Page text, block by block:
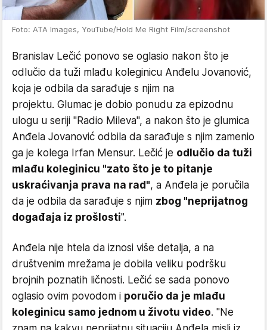
Foto: ATA Images, YouTube/Hold Me Right Film/screenshot
Branislav Lečić ponovo se oglasio nakon što je
odlučio da tuži mlađu koleginicu Anđelu Jovanović,
koja je odbila da sarađuje s njim na
projektu. Glumac je dobio ponudu za epizodnu
ulogu u seriji "Radio Mileva", a nakon što je glumica
Anđela Jovanović odbila da sarađuje s njim zamenio
ga je kolega Irfan Mensur. Lečić je odlučio da tuži
mlađu koleginicu "zato što je to pitanje
uskraćivanja prava na rad", a Anđela je poručila
da je odbila da sarađuje s njim zbog "neprijatnog
događaja iz prošlosti".
Anđela nije htela da iznosi više detalja, a na
društvenim mrežama je dobila veliku podršku
brojnih poznatih ličnosti. Lečić se sada ponovo
oglasio ovim povodom i poručio da je mlađu
koleginicu samo jednom u životu video. "Ne